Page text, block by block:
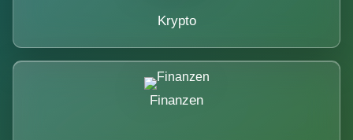
Krypto
Finanzen